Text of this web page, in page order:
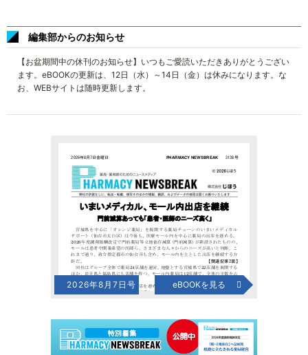
編集部からのお知らせ
【お盆期間中の休刊のお知らせ】いつもご愛読いただきありがとうござい
ます。eBOOKの更新は、12日（水）～14日（金）は休みになります。な
お、WEBサイトは随時更新します。
2026年8月7日号 eBOOKを見る